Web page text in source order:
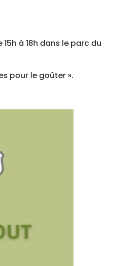
à 18h dans le parc du
pour le goûter ».